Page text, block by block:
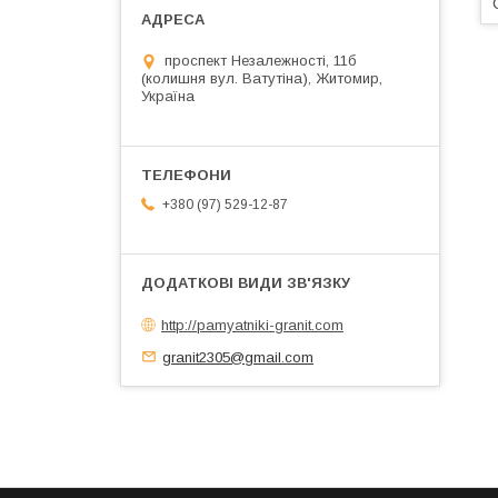
проспект Незалежності, 11б
(колишня вул. Ватутіна), Житомир,
Україна
+380 (97) 529-12-87
http://pamyatniki-granit.com
granit2305@gmail.com